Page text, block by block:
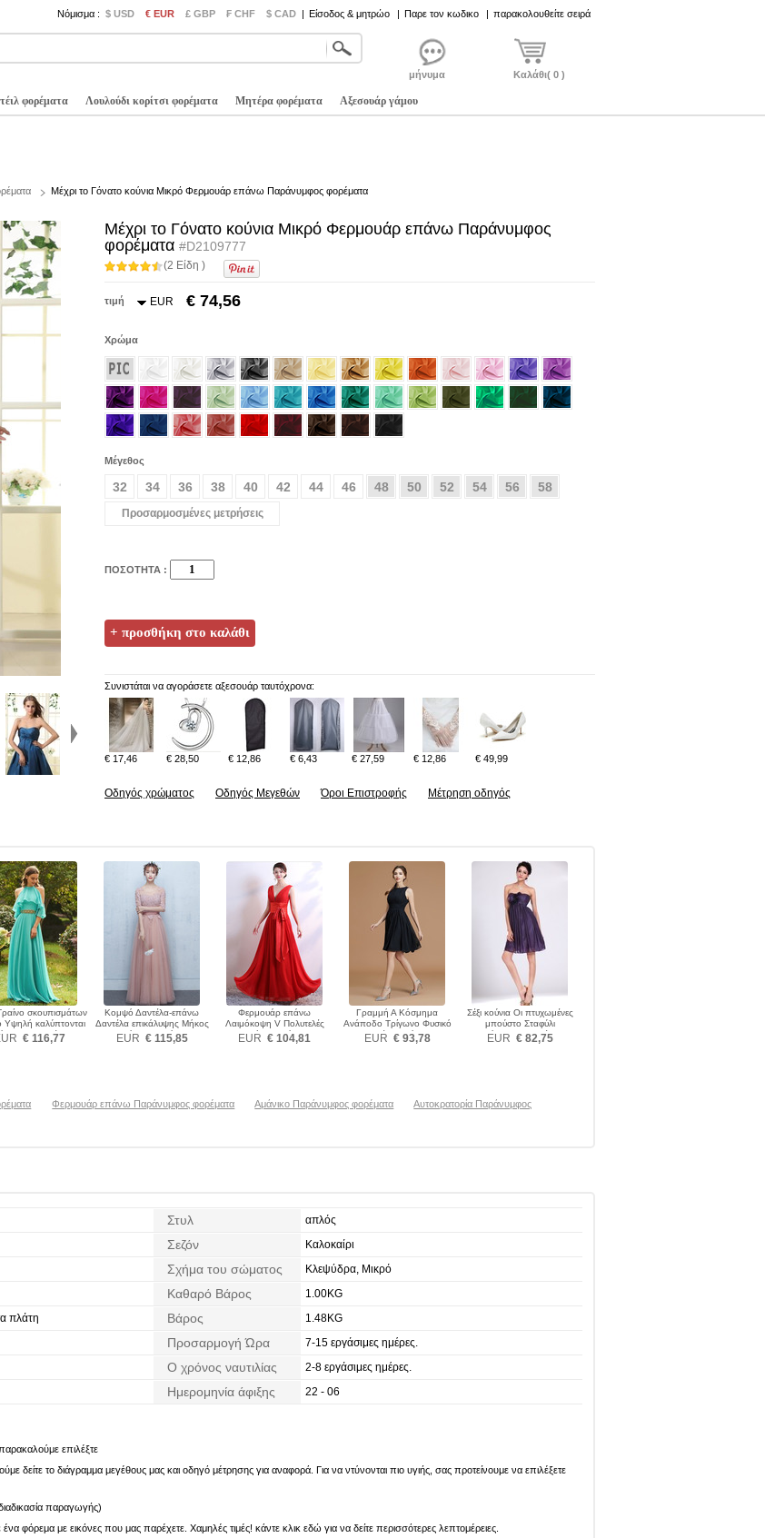
Νόμισμα : $ USD € EUR £ GBP ₣ CHF $ CAD | Είσοδος & μητρώο | Παρε τον κωδικο | παρακολουθείτε σειρά
μήνυμα Καλάθι( 0 )
φορέματα Λουλούδι κορίτσι φορέματα Μητέρα φορέματα Αξεσουάρ γάμου
Μέχρι το Γόνατο κούνια Μικρό Φερμουάρ επάνω Παράνυμφος φορέματα
Μέχρι το Γόνατο κούνια Μικρό Φερμουάρ επάνω Παράνυμφος
φορέματα #D2109777
(2 Είδη )
τιμή EUR € 74,56
Χρώμα
Μέγεθος
32 34 36 38 40 42 44 46 48 50 52 54 56 58
Προσαρμοσμένες μετρήσεις
ΠΟΣΟΤΗΤΑ :
Συνιστάται να αγοράσετε αξεσουάρ ταυτόχρονα:
€ 17,46 € 28,50 € 12,86 € 6,43 € 27,59 € 12,86 € 49,99
Οδηγός χρώματος Οδηγός Μεγεθών Όροι Επιστροφής Μέτρηση οδηγός
σκουπισμάτων
καλύπτονται
φορέματα
€ 116,77
Κομψό Δαντέλα-επάνω
Δαντέλα επικάλυψης Μήκος
πατωμάτων Παράνυμφος
φορέματα
EUR € 115,85
Φερμουάρ επάνω
Λαιμόκοψη V Πολυτελές
Γραμμή Α Παράνυμφος
φορέματα
EUR € 104,81
Γραμμή Α Κόσμημα
Ανάποδο Τρίγωνο Φυσικό
Πολυτελές Παράνυμφος
φορέματα
EUR € 93,78
Σέξι κούνια Οι πτυχωμένες
μπούστο Σταφύλι
Παράνυμφος φορέματα
EUR € 82,75
Φερμουάρ επάνω Παράνυμφος φορέματα Αμάνικο Παράνυμφος φορέματα
Αυτοκρατορία Παράνυμφος
Στυλ απλός
Σεζόν Καλοκαίρι
Σχήμα του σώματος Κλεψύδρα, Μικρό
Καθαρό Βάρος 1.00KG
πλάτη Βάρος 1.48KG
Προσαρμογή Ώρα 7-15 εργάσιμες ημέρες.
Ο χρόνος ναυτιλίας 2-8 εργάσιμες ημέρες.
Ημερομηνία άφιξης 22 - 06
επιλέξτε
δείτε το διάγραμμα μεγέθους μας και οδηγό μέτρησης για αναφορά. Για να ντύνονται πιο υγιής, σας προτείνουμε να επιλέξετε
παραγωγής)
φόρεμα με εικόνες που μας παρέχετε. Χαμηλές τιμές! κάντε κλικ εδώ για να δείτε περισσότερες λεπτομέρειες.